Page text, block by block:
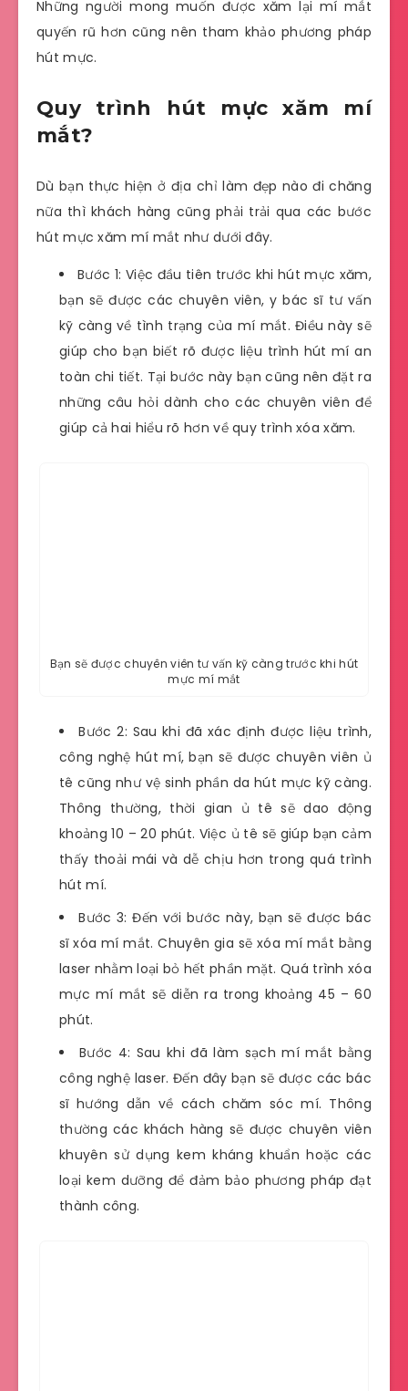
Những người mong muốn được xăm lại mí mắt
quyến rũ hơn cũng nên tham khảo phương pháp
hút mực.
Quy trình hút mực xăm mí
mắt?
Dù bạn thực hiện ở địa chỉ làm đẹp nào đi chăng
nữa thì khách hàng cũng phải trải qua các bước
hút mực xăm mí mắt như dưới đây.
Bước 1: Việc đầu tiên trước khi hút mực xăm,
bạn sẽ được các chuyên viên, y bác sĩ tư vấn
kỹ càng về tình trạng của mí mắt. Điều này sẽ
giúp cho bạn biết rõ được liệu trình hút mí an
toàn chi tiết. Tại bước này bạn cũng nên đặt ra
những câu hỏi dành cho các chuyên viên để
giúp cả hai hiểu rõ hơn về quy trình xóa xăm.
Bạn sẽ được chuyên viên tư vấn kỹ càng trước khi hút
mực mí mắt
Bước 2: Sau khi đã xác định được liệu trình,
công nghệ hút mí, bạn sẽ được chuyên viên ủ
tê cũng như vệ sinh phần da hút mực kỹ càng.
Thông thường, thời gian ủ tê sẽ dao động
khoảng 10 – 20 phút. Việc ủ tê sẽ giúp bạn cảm
thấy thoải mái và dễ chịu hơn trong quá trình
hút mí.
Bước 3: Đến với bước này, bạn sẽ được bác
sĩ xóa mí mắt. Chuyên gia sẽ xóa mí mắt bằng
laser nhằm loại bỏ hết phần mặt. Quá trình xóa
mực mí mắt sẽ diễn ra trong khoảng 45 – 60
phút.
Bước 4: Sau khi đã làm sạch mí mắt bằng
công nghệ laser. Đến đây bạn sẽ được các bác
sĩ hướng dẫn về cách chăm sóc mí. Thông
thường các khách hàng sẽ được chuyên viên
khuyên sử dụng kem kháng khuẩn hoặc các
loại kem dưỡng để đảm bảo phương pháp đạt
thành công.